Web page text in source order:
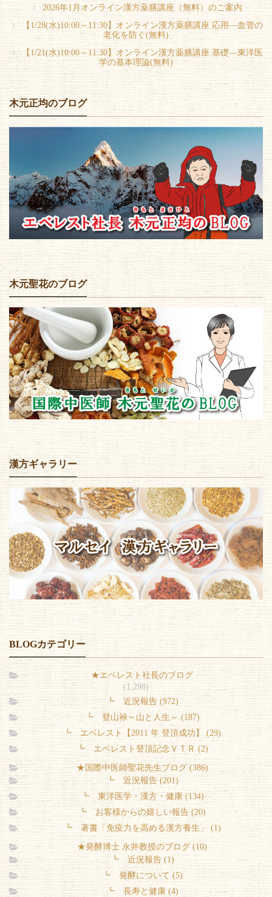
2026年1月オンライン漢方薬膳講座（無料）のご案内
【1/28(水)10:00～11:30】オンライン漢方薬膳講座 応用―血管の
老化を防ぐ(無料)
【1/21(水)10:00～11:30】オンライン漢方薬膳講座 基礎―東洋医
学の基本理論(無料)
木元正均のブログ
木元聖花のブログ
漢方ギャラリー
BLOGカテゴリー
★エベレスト社長のブログ
(1,298)
┗ 近況報告 (972)
┗ 登山禄～山と人生～ (187)
┗ エベレスト【2011 年 登頂成功】 (29)
┗ エベレスト登頂記念ＶＴＲ (2)
★国際中医師聖花先生ブログ (386)
┗ 近況報告 (201)
┗ 東洋医学・漢方・健康 (134)
┗ お客様からの嬉しい報告 (20)
┗ 著書「免疫力を高める漢方養生」 (1)
★発酵博士 永井教授のブログ (10)
┗ 近況報告 (1)
┗ 発酵について (5)
┗ 長寿と健康 (4)